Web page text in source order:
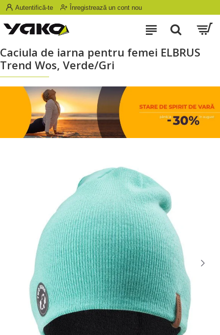
Autentifică-te Înregistrează un cont nou
Caciula de iarna pentru femei ELBRUS
Trend Wos, Verde/Gri